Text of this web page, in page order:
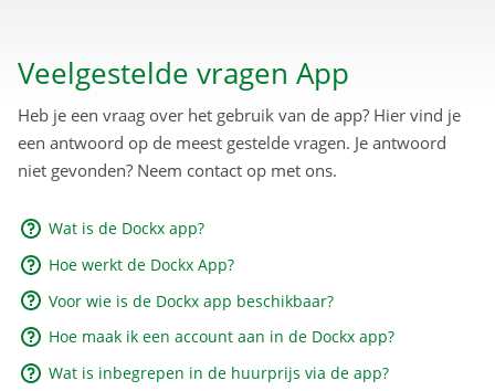
Veelgestelde vragen App
Heb je een vraag over het gebruik van de app? Hier vind je
een antwoord op de meest gestelde vragen. Je antwoord
niet gevonden? Neem contact op met ons.
Wat is de Dockx app?
Hoe werkt de Dockx App?
Voor wie is de Dockx app beschikbaar?
Hoe maak ik een account aan in de Dockx app?
Wat is inbegrepen in de huurprijs via de app?